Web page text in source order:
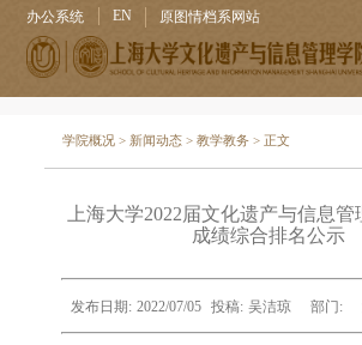
办公系统 EN 原图情档系网站
学院概况 > 新闻动态 >教学教务 > 正文
上海大学2022届文化遗产与信息
成绩综合排名公示
发布日期: 2022/07/05 投稿: 吴洁琼 部门: